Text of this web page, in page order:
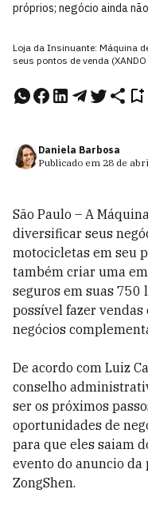
próprios; negócio ainda
Loja da Insinuante: Máquina
seus pontos de venda (XANDO
Daniela Barbosa
Publicado em 28 de
São Paulo – A
diversificar seus
motocicletas em seu
também criar uma
seguros em suas 750
possível fazer vendas
negócios
De acordo com Luiz
conselho
ser os próximos
oportunidades de
para que eles saiam
evento do anuncio da
ZongShen.